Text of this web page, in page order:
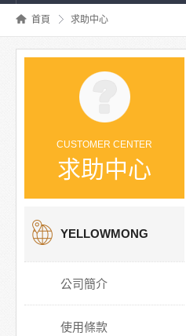
首頁 求助中心
CUSTOMER CENTER
求助中心
YELLOWMONG
公司簡介
使用條款